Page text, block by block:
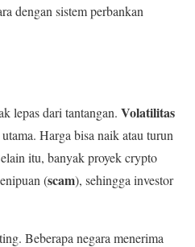
dengan sistem perbankan
lepas dari tantangan. Volatilitas
Harga bisa naik atau turun
itu, banyak proyek crypto
(scam), sehingga investor
Beberapa negara menerima